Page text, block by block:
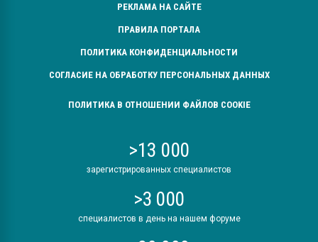
РЕКЛАМА НА САЙТЕ
ПРАВИЛА ПОРТАЛА
ПОЛИТИКА КОНФИДЕНЦИАЛЬНОСТИ
СОГЛАСИЕ НА ОБРАБОТКУ ПЕРСОНАЛЬНЫХ ДАННЫХ
ПОЛИТИКА В ОТНОШЕНИИ ФАЙЛОВ COOKIE
>13 000
зарегистрированных специалистов
>3 000
специалистов в день на нашем форуме